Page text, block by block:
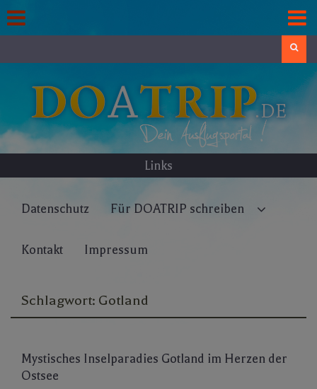
to
content
Links
Datenschutz Für DOATRIP schreiben
Kontakt Impressum
Schlagwort: Gotland
Mystisches Inselparadies Gotland im Herzen der
Ostsee